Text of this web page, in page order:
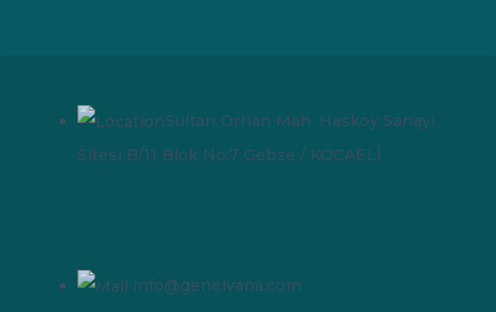
Sultan Orhan Mah. Hasköy Sanayi
Sitesi B/11 Blok No:7 Gebze / KOCAELİ
info@genelvana.com